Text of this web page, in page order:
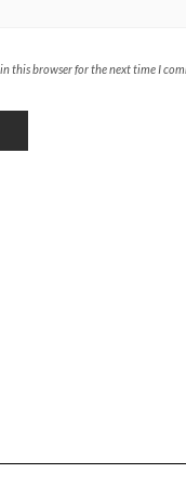
this browser for the next time I